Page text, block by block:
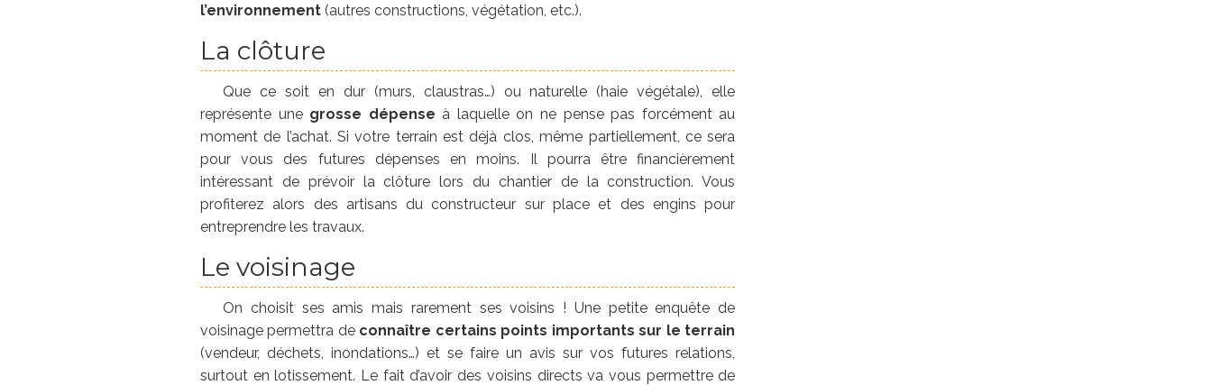
l’environnement (autres constructions, végétation, etc.).
La clôture
Que ce soit en dur (murs, claustras…) ou naturelle (haie végétale), elle
représente une grosse dépense à laquelle on ne pense pas forcément au
moment de l’achat. Si votre terrain est déjà clos, même partiellement, ce sera
pour vous des futures dépenses en moins. Il pourra être financièrement
intéressant de prévoir la clôture lors du chantier de la construction. Vous
profiterez alors des artisans du constructeur sur place et des engins pour
entreprendre les travaux.
Le voisinage
On choisit ses amis mais rarement ses voisins ! Une petite enquête de
voisinage permettra de connaître certains points importants sur le terrain
(vendeur, déchets, inondations…) et se faire un avis sur vos futures relations,
surtout en lotissement. Le fait d’avoir des voisins directs va vous permettre de